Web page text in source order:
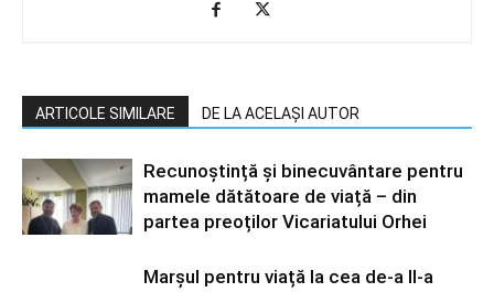
ARTICOLE SIMILARE DE LA ACELAȘI AUTOR
Recunoștință și binecuvântare pentru
mamele dătătoare de viață – din
partea preoților Vicariatului Orhei
Marșul pentru viață la cea de-a II-a